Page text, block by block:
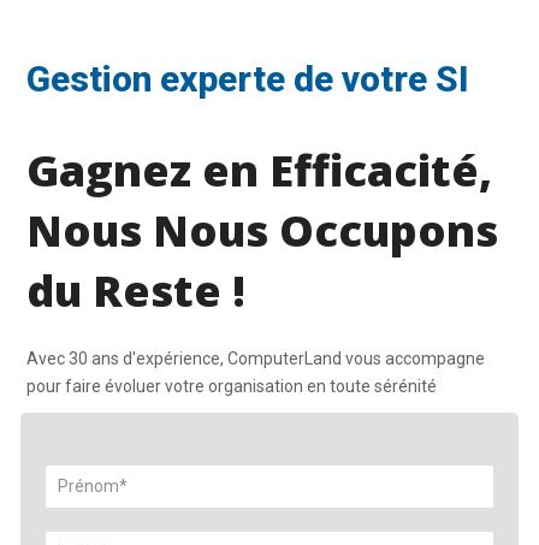
Gestion experte de votre SI
Gagnez en Efficacité,
Nous Nous Occupons
du Reste !
Avec 30 ans d'expérience, ComputerLand vous accompagne
pour faire évoluer votre organisation en toute sérénité